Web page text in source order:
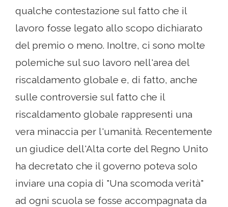
qualche contestazione sul fatto che il
lavoro fosse legato allo scopo dichiarato
del premio o meno. Inoltre, ci sono molte
polemiche sul suo lavoro nell'area del
riscaldamento globale e, di fatto, anche
sulle controversie sul fatto che il
riscaldamento globale rappresenti una
vera minaccia per l'umanità. Recentemente
un giudice dell'Alta corte del Regno Unito
ha decretato che il governo poteva solo
inviare una copia di "Una scomoda verità"
ad ogni scuola se fosse accompagnata da